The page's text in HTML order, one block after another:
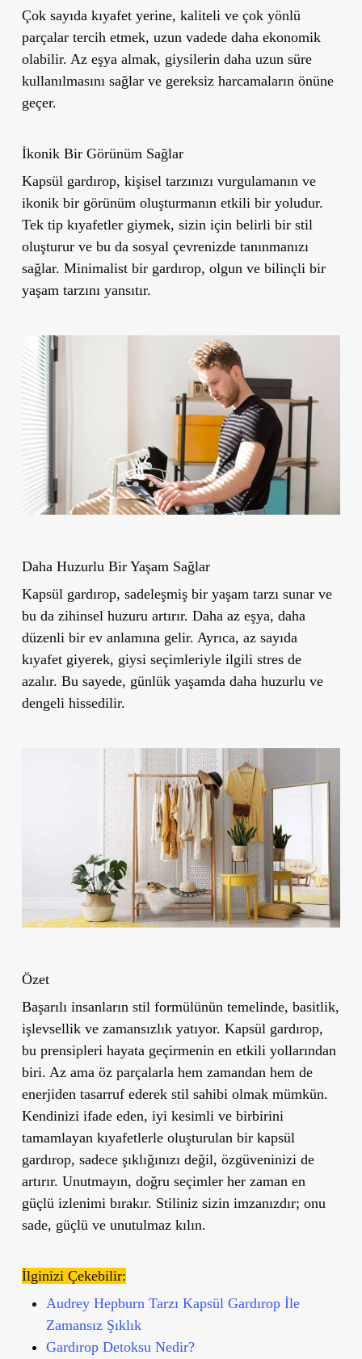
Çok sayıda kıyafet yerine, kaliteli ve çok yönlü
parçalar tercih etmek, uzun vadede daha ekonomik
olabilir. Az eşya almak, giysilerin daha uzun süre
kullanılmasını sağlar ve gereksiz harcamaların önüne
geçer.
İkonik Bir Görünüm Sağlar
Kapsül gardırop, kişisel tarzınızı vurgulamanın ve
ikonik bir görünüm oluşturmanın etkili bir yoludur.
Tek tip kıyafetler giymek, sizin için belirli bir stil
oluşturur ve bu da sosyal çevrenizde tanınmanızı
sağlar. Minimalist bir gardırop, olgun ve bilinçli bir
yaşam tarzını yansıtır.
Daha Huzurlu Bir Yaşam Sağlar
Kapsül gardırop, sadeleşmiş bir yaşam tarzı sunar ve
bu da zihinsel huzuru artırır. Daha az eşya, daha
düzenli bir ev anlamına gelir. Ayrıca, az sayıda
kıyafet giyerek, giysi seçimleriyle ilgili stres de
azalır. Bu sayede, günlük yaşamda daha huzurlu ve
dengeli hissedilir.
Özet
Başarılı insanların stil formülünün temelinde, basitlik,
işlevsellik ve zamansızlık yatıyor. Kapsül gardırop,
bu prensipleri hayata geçirmenin en etkili yollarından
biri. Az ama öz parçalarla hem zamandan hem de
enerjiden tasarruf ederek stil sahibi olmak mümkün.
Kendinizi ifade eden, iyi kesimli ve birbirini
tamamlayan kıyafetlerle oluşturulan bir kapsül
gardırop, sadece şıklığınızı değil, özgüveninizi de
artırır. Unutmayın, doğru seçimler her zaman en
güçlü izlenimi bırakır. Stiliniz sizin imzanızdır; onu
sade, güçlü ve unutulmaz kılın.
İlginizi Çekebilir:
Audrey Hepburn Tarzı Kapsül Gardırop İle
Zamansız Şıklık
Gardırop Detoksu Nedir?